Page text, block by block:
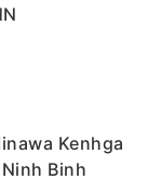
Kenhga
Binh